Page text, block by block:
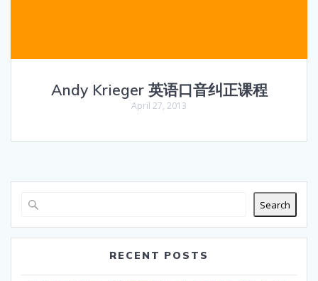
Andy Krieger 英语口音纠正课程
April 27, 2013
Search
RECENT POSTS